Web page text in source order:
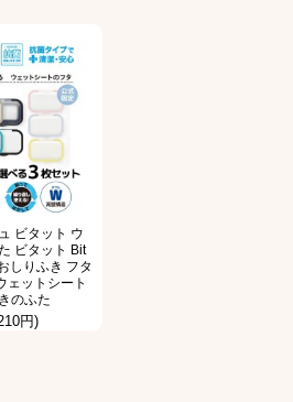
ビタット ウ
ビタット Bit
しりふき フタ
ットシート
のふた
円)